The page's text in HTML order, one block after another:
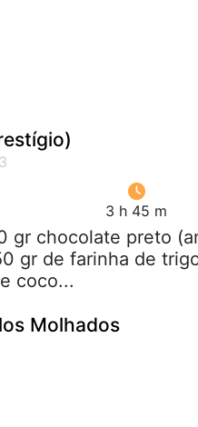
3 h 45 m
gr chocolate preto
gr de farinha de
coco...
Molhados